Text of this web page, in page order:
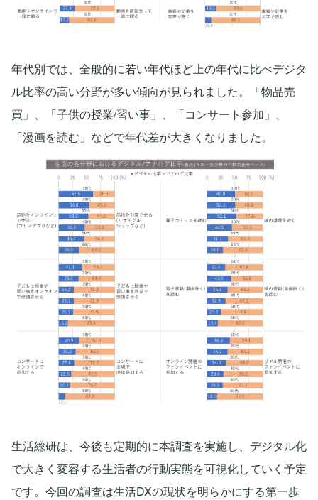
年代別では、全般的に若い年代ほど上の年代に比べデジタ
ル比率の高い分野が多い傾向が見られました。「物品売
買」、「子供の授業/習い事」、「コンサート参加」、
「漫画を読む」などで年代差が大きくなりました。
生活総研は、今後も定期的に本調査を実施し、デジタル化
で大きく変容する生活者の行動実態を可視化していく予定
です。今回の調査は生活DXの現状を明らかにする第一歩